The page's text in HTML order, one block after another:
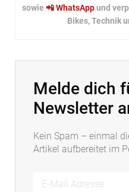
sowie 📲 WhatsAppund
Bikes, Technik
Melde dich
Newsletter
Kein Spam – einmal
Artikel aufbereitet im